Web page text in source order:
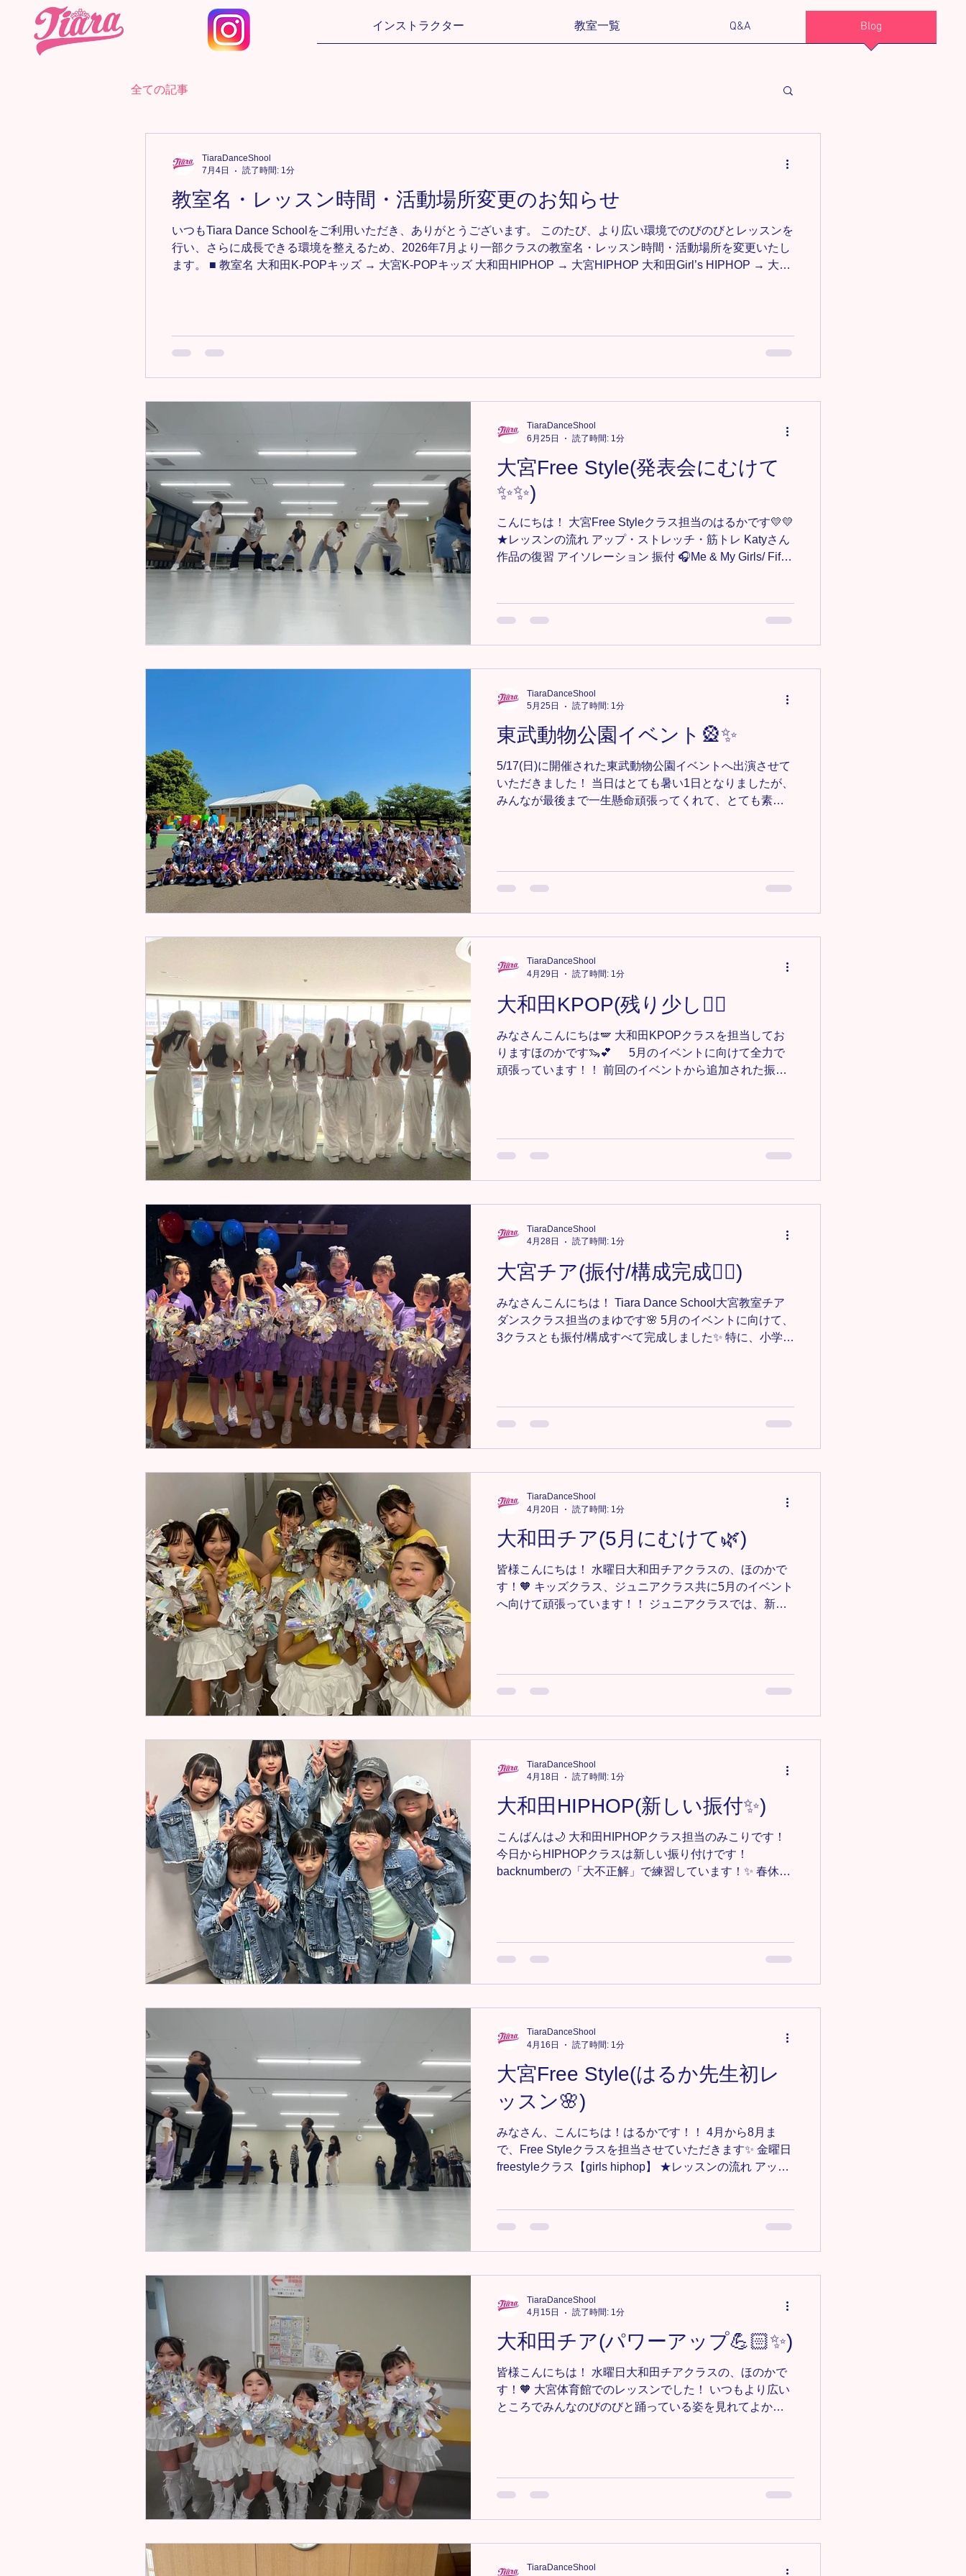
インストラクター 教室一覧 Q&A Blog
全ての記事
教室名・レッスン時間・活動場所変更のお知らせ
いつもTiara Dance Schoolをご利用いただき、ありがとうございます。 このたび、より広い環境でのびのびとレッスンを
行い、さらに成長できる環境を整えるため、2026年7月より一部クラスの教室名・レッスン時間・活動場所を変更いたし
ます。 ■ 教室名 大和田K-POPキッズ → 大宮K-POPキッズ 大和田HIPHOP → 大宮HIPHOP 大和田Girl’s HIPHOP → 大宮
TiaraDanceShool
7月4日
読了時間: 1分
大宮Free Style(発表会にむけて
✨✨)
こんにちは！ 大宮Free Styleクラス担当のはるかです💛💛
★レッスンの流れ アップ・ストレッチ・筋トレ Katyさん
作品の復習 アイソレーション 振付 🎧Me & My Girls/ Fifth
いきましょう💃✳︎ 🔸大宮教室Freestyleクラス詳細
https://www.tiaradance.com/omiya-free-style ＊-＊-＊-＊-
ださい📩💕 ＊-＊-＊-＊-＊-＊-＊-＊-＊-＊-＊
#TiaraDanceSchool #Tiaraダンススクール #Tiara #キッズ
チア #キッズダンス #キッズHIPHOP #チア #チアダンス
#HIPHOP #埼玉県 #埼玉ダンス #埼玉ダンススクール
TiaraDanceShool
6月25日
読了時間: 1分
東武動物公園イベント🎡✨
5/17(日)に開催された東武動物公園イベントへ出演させて
いただきました！ 当日はとても暑い1日となりましたが、
みんなが最後まで一生懸命頑張ってくれて、とても素敵
加する子や最初は緊張している様子もありましたが、本
番では練習の成果をしっかり発揮し、笑顔で堂々と踊る
なったと思います✨ また、イベント会場が東武動物公園
ということもあり、出演前後もご家族で楽しめる雰囲気
の中、ダンスだけではなく1日を通して思い出に残るイベ
ートをしてくださった保護者の皆様、イベント関係者の
Schoolでは、ダンスの技術だけではなく、 「挑戦するこ
と」 「人
TiaraDanceShool
5月25日
読了時間: 1分
大和田KPOP(残り少し❤️‍🔥
みなさんこんにちは🪽 大和田KPOPクラスを担当してお
りますほのかです🦦💕 5月のイベントに向けて全力で
頑張っています！！ 前回のイベントから追加された振り
カッコよく見えるのかを意識して頑張っていきましょ
う！❤️‍🔥 少人数で踊って他のメンバーのダンスを見る時間
室KPOPジュニアクラス
https://www.tiaradance.com/owada-k-pop ＊-＊-＊-＊-＊-
＊-＊-＊-＊-＊-＊ 新メンバー募集中‼️ 見学•体験0円✨ お気
軽にDMまたは、tiara.dance123@gmail.comにご連絡くだ
さい📩💕 ＊-＊-＊-＊-＊-＊-＊-＊-＊-＊-＊
#TiaraDanceSchool #キッズダンス #キッズチア #埼玉ダ
ンス #埼玉キッ
TiaraDanceShool
4月29日
読了時間: 1分
大宮チア(振付/構成完成❤️‍🔥)
みなさんこんにちは！ Tiara Dance School大宮教室チア
ダンスクラス担当のまゆです🌸 5月のイベントに向けて、
3クラスとも振付/構成すべて完成しました✨ 特に、小学校
って踊れる様サポートしたいと思います♪ みんながんば
れ〜🥰！！ 🔸大宮教室チアダンスクラス
にDMまたは、tiara.dance123@gmail.comにご連絡くださ
い📩💕 ＊-＊-＊-＊-＊-＊-＊-＊-＊-＊ #TiaraDanceSchool
#キッズダンス #キッズチア #埼玉ダンス #埼玉キッズダ
ンス #大宮ダンス #大宮キッズダンス #大宮チア #見沼区
ダンス #見沼区キッズダンス #見沼区チア #大和田ダンス
#
TiaraDanceShool
4月28日
読了時間: 1分
大和田チア(5月にむけて🌿)
皆様こんにちは！ 水曜日大和田チアクラスの、ほのかで
す！🧡 キッズクラス、ジュニアクラス共に5月のイベント
へ向けて頑張っています！！ ジュニアクラスでは、新し
の裏が上手に使えると、綺麗な爪先で、高いジャンプが
できるようになるので、今後も地味なトレーニングも頑
＊-＊-＊-＊-＊-＊-＊-＊ 新メンバー募集中‼️ 見学•体験0円
✨ お気軽にDMまたは、tiara.dance123@gmail.comにご連
絡ください📩💕 ＊-＊-＊-＊-＊-＊-＊-＊-＊-＊-＊
#TiaraDanceSchool #キッズダンス #キッズチア #埼玉ダ
ンス #埼玉キッズダンス#埼玉チア #大宮ダンス #大宮キ
ッズダンス #大宮チア #見沼区ダンス #見沼
TiaraDanceShool
4月20日
読了時間: 1分
大和田HIPHOP(新しい振付✨)
こんばんは🌙 大和田HIPHOPクラス担当のみこりです！
今日からHIPHOPクラスは新しい振り付けです！
backnumberの「大不正解」で練習しています！✨ 春休み
します🙇🙌 次回のレッスンは4/20(月)です！ 体験・見学
お待ちしております🙌 🔸大和田教室HIPHOPクラス詳細
軽にDMまたは、tiara.dance123@gmail.comにご連絡くだ
さい📩💕 ＊-＊-＊-＊-＊-＊-＊-＊-＊-＊-＊
#TiaraDanceSchool #キッズダンス #キッズHIPHOP #埼
玉ダンス #埼玉キッズダンス #埼玉HIPHOP #大和田ダン
ス #大和田キッズダンス #見沼区ダンス #見沼区キッズダ
ンス
TiaraDanceShool
4月18日
読了時間: 1分
大宮Free Style(はるか先生初レ
ッスン🌸)
みなさん、こんにちは！はるかです！！ 4月から8月ま
で、Free Styleクラスを担当させていただきます✨ 金曜日
freestyleクラス【girls hiphop】 ★レッスンの流れ アッ
て、反復しながら進めていきました☺️ 来週振付続きま
https://www.tiaradance.com/omiya-free-style ＊-＊-＊-＊-
気軽にDMまたは、tiara.dance123@gmail.comにご連絡く
ださい📩💕 ＊-＊-＊-＊-＊-＊-＊-＊-＊-＊-＊
#TiaraDanceSchool #T
TiaraDanceShool
4月16日
読了時間: 1分
大和田チア(パワーアップ💪🏻✨)
皆様こんにちは！ 水曜日大和田チアクラスの、ほのかで
す！🧡 大宮体育館でのレッスンでした！ いつもより広い
ところでみんなのびのびと踊っている姿を見れてよかっ
ょう！⭐️ キッズクラスのみんなはメンバーが減ってしま
って少し寂しそうでしたが、人数が減ってもみんなのパ
https://www.tiaradance.com/owada-cheer ＊-＊-＊-＊-＊-
＊-＊-＊-＊-＊-＊ 新メンバー募集中‼️ 見学•体験0円✨ お気
TiaraDanceShool
4月15日
読了時間: 1分
TiaraDanceShool